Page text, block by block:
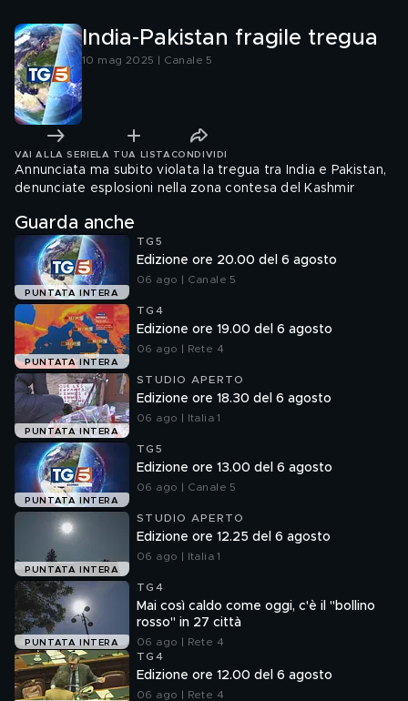
India-Pakistan fragile tregua
10 mag 2025 | Canale 5
VAI ALLA SERIE LA TUA LISTA CONDIVIDI
Annunciata ma subito violata la tregua tra India e Pakistan,
denunciate esplosioni nella zona contesa del Kashmir
Guarda anche
PUNTATA INTERA
TG5
Edizione ore 20.00 del 6 agosto
06 ago | Canale 5
PUNTATA INTERA
TG4
Edizione ore 19.00 del 6 agosto
06 ago | Rete 4
PUNTATA INTERA
STUDIO APERTO
Edizione ore 18.30 del 6 agosto
06 ago | Italia 1
PUNTATA INTERA
TG5
Edizione ore 13.00 del 6 agosto
06 ago | Canale 5
PUNTATA INTERA
STUDIO APERTO
Edizione ore 12.25 del 6 agosto
06 ago | Italia 1
PUNTATA INTERA
TG4
Mai così caldo come oggi, c'è il "bollino
rosso" in 27 città
06 ago | Rete 4
TG4
Edizione ore 12.00 del 6 agosto
06 ago | Rete 4